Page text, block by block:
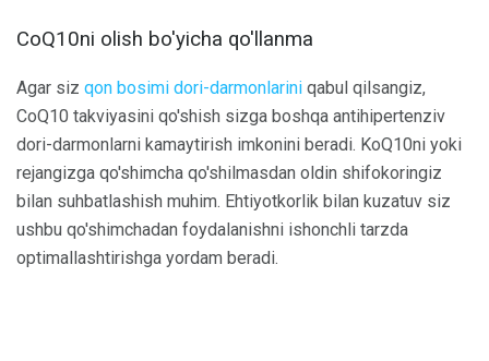
CoQ10ni olish bo'yicha qo'llanma
Agar siz qon bosimi dori-darmonlarini qabul qilsangiz,
CoQ10 takviyasini qo'shish sizga boshqa antihipertenziv
dori-darmonlarni kamaytirish imkonini beradi. KoQ10ni yoki
rejangizga qo'shimcha qo'shilmasdan oldin shifokoringiz
bilan suhbatlashish muhim. Ehtiyotkorlik bilan kuzatuv siz
ushbu qo'shimchadan foydalanishni ishonchli tarzda
optimallashtirishga yordam beradi.